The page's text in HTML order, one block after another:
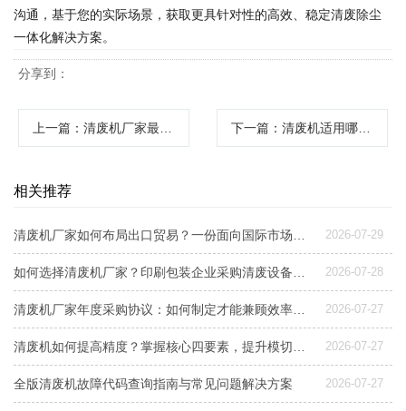
沟通，基于您的实际场景，获取更具针对性的高效、稳定清废除尘
一体化解决方案。
分享到：
上一篇 ：清废机厂家最新型号如何选择？看懂这几点，精准匹配印刷后道需求 下一篇 ：清废机适用哪些纸张类型？从瓦楞纸到卡纸的选型指南
相关推荐
2026-07-29
2026-07-28
2026-07-27
2026-07-27
全版清废机故障代码查询指南与常见问题解决方案 2026-07-27